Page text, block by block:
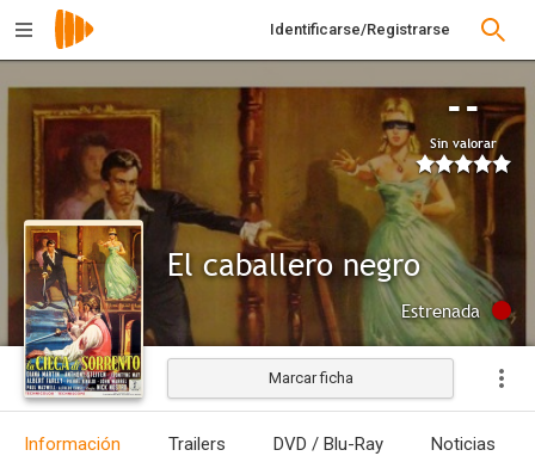
Identificarse/Registrarse
--
Sin valorar
El caballero negro
Estrenada
Marcar ficha
Información Trailers DVD / Blu-Ray Noticias